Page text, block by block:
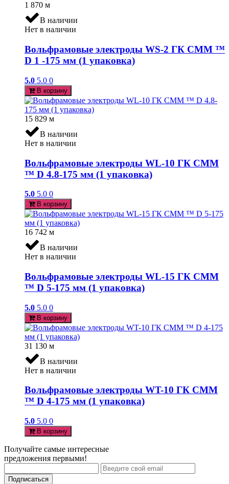
1 870 м
В наличии
Нет в наличии
Вольфрамовые электроды WS-2 ГК СММ ™
D 1 -175 мм (1 упаковка)
5.0 5.0 0
В корзину
15 829 м
В наличии
Нет в наличии
Вольфрамовые электроды WL-10 ГК СММ
™ D 4.8-175 мм (1 упаковка)
5.0 5.0 0
В корзину
16 742 м
В наличии
Нет в наличии
Вольфрамовые электроды WL-15 ГК СММ
™ D 5-175 мм (1 упаковка)
5.0 5.0 0
В корзину
31 130 м
В наличии
Нет в наличии
Вольфрамовые электроды WT-10 ГК СММ
™ D 4-175 мм (1 упаковка)
5.0 5.0 0
В корзину
Получайте самые интересные
предложения первыми!
Подписаться